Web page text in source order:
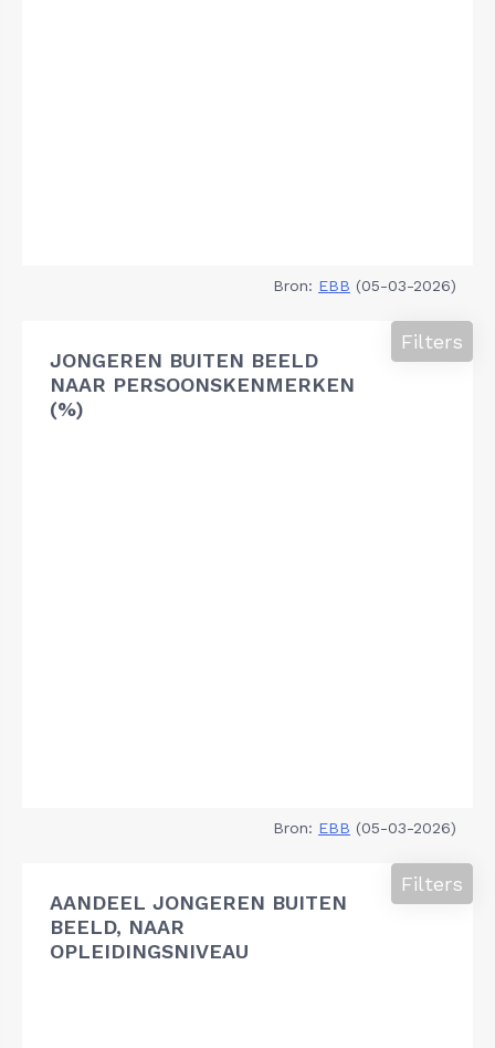
Bron: EBB (05-03-2026)
JONGEREN BUITEN BEELD
NAAR PERSOONSKENMERKEN
(%)
Filters
Bron: EBB (05-03-2026)
AANDEEL JONGEREN BUITEN
BEELD, NAAR
OPLEIDINGSNIVEAU
Filters